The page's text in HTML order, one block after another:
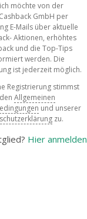
ich möchte von der
GmbH per
E-Mails über aktuelle
Aktionen, erhöhtes
und die Top-Tips
werden. Die
ist jederzeit möglich.
Registrierung stimmst
Allgemeinen
und unserer
zu.
Hier anmelden